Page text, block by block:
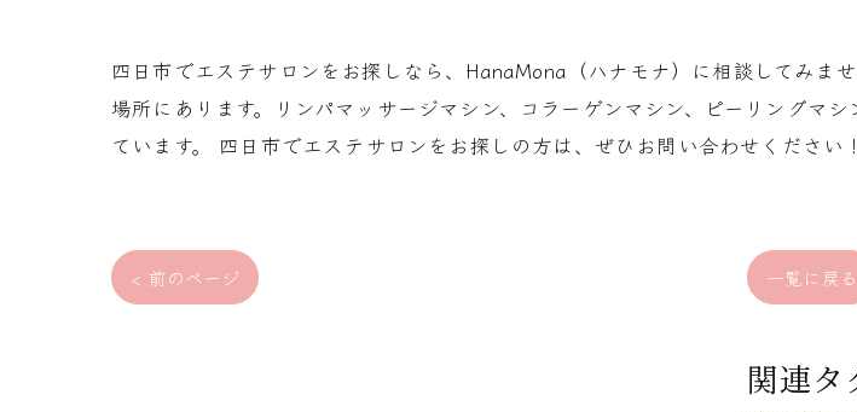
四日市でエステサロンをお探しなら、HanaMona（ハナモナ）に相談してみ
場所にあります。リンパマッサージマシン、コラーゲンマシン、ピーリングマ
ています。 四日市でエステサロンをお探しの方は、ぜひお問い合わせください！
< 前のページ 一覧に戻る
関連タ